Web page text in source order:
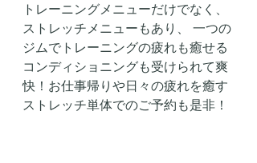
トレーニングメニューだけでなく、
ストレッチメニューもあり、 一つの
ジムでトレーニングの疲れも癒せる
コンディショニングも受けられて爽
快！お仕事帰りや日々の疲れを癒す
ストレッチ単体でのご予約も是非！